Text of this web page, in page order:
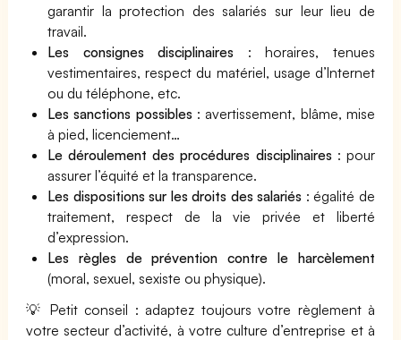
garantir la protection des salariés sur leur lieu de
travail.
Les consignes disciplinaires : horaires, tenues
vestimentaires, respect du matériel, usage d’Internet
ou du téléphone, etc.
Les sanctions possibles : avertissement, blâme, mise
à pied, licenciement…
Le déroulement des procédures disciplinaires : pour
assurer l’équité et la transparence.
Les dispositions sur les droits des salariés : égalité de
traitement, respect de la vie privée et liberté
d’expression.
Les règles de prévention contre le harcèlement
(moral, sexuel, sexiste ou physique).
💡 Petit conseil : adaptez toujours votre règlement à
votre secteur d’activité, à votre culture d’entreprise et à